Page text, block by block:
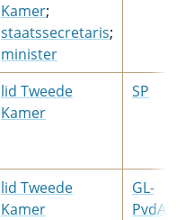
Kamer;​
staatssecretaris;​
minister
lid Tweede
Kamer
SP
lid Tweede
Kamer
GL-
PvdA